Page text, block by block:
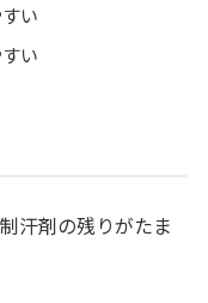
い
い
汗剤の残りがたま